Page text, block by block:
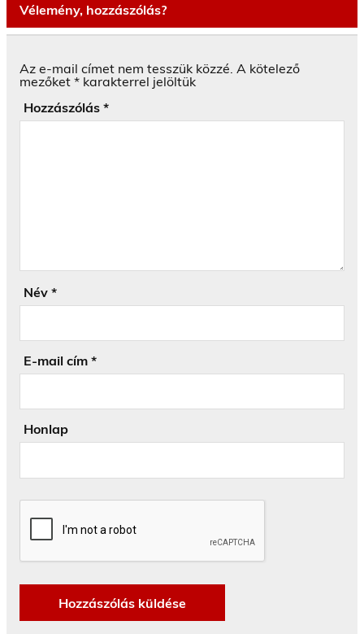
Vélemény, hozzászólás?
Az e-mail címet nem tesszük közzé. A kötelező
mezőket * karakterrel jelöltük
Hozzászólás *
Név *
E-mail cím *
Honlap